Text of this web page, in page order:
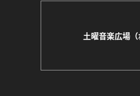
土曜音楽広場（